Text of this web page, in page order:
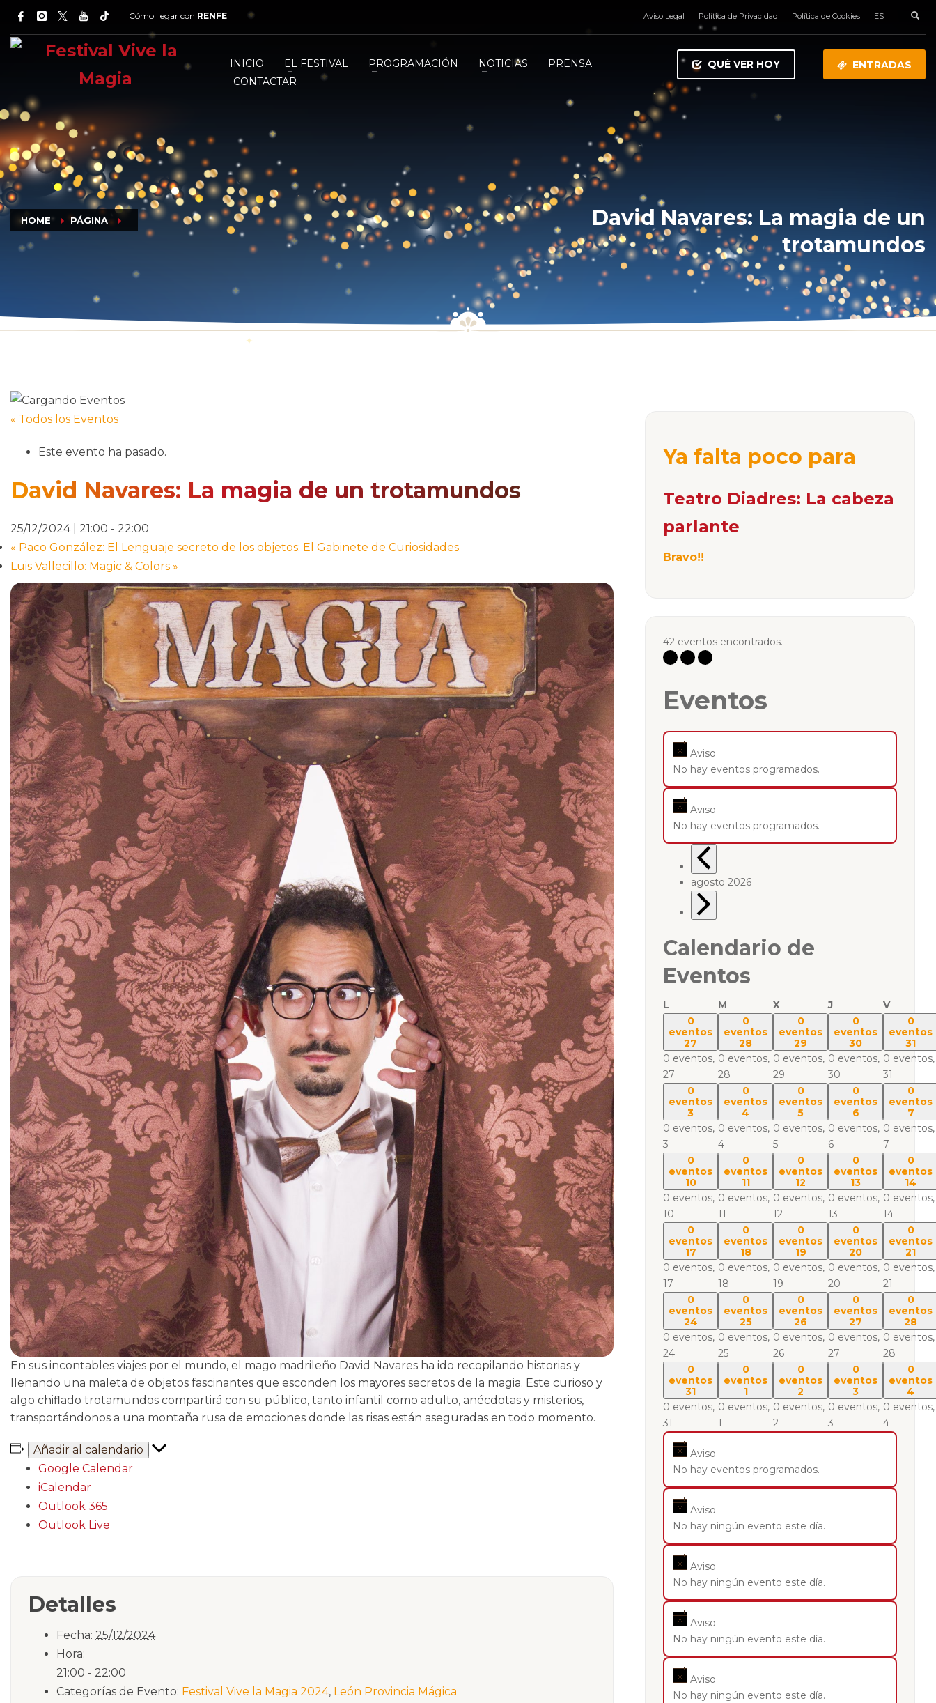
Cómo llegar con RENFE Aviso Legal Política de Privacidad Política de Cookies ES
INICIO EL FESTIVAL PROGRAMACIÓN NOTICIAS
PRENSA
CONTACTAR
QUÉ VER HOY ENTRADAS
HOME PÁGINA
David Navares: La magia de un
trotamundos
« Todos los Eventos
Este evento ha pasado.
David Navares: La magia de un trotamundos
25/12/2024 | 21:00 - 22:00
« Paco González: El Lenguaje secreto de los objetos; El Gabinete de Curiosidades
Luis Vallecillo: Magic & Colors »
En sus incontables viajes por el mundo, el mago madrileño David Navares ha ido recopilando historias y
llenando una maleta de objetos fascinantes que esconden los mayores secretos de la magia. Este curioso y
algo chiflado trotamundos compartirá con su público, tanto infantil como adulto, anécdotas y misterios,
transportándonos a una montaña rusa de emociones donde las risas están aseguradas en todo momento.
Añadir al calendario
Google Calendar
iCalendar
Outlook 365
Outlook Live
Detalles
Fecha: 25/12/2024
Hora:
21:00 - 22:00
Categorías de Evento: Festival Vive la Magia 2024, León Provincia Mágica
Ya falta poco para
Teatro Diadres: La cabeza
parlante
Bravo!!
42 eventos encontrados.
Eventos
Aviso
No hay eventos programados.
Aviso
No hay eventos programados.
agosto 2026
Calendario de
Eventos
L M X J
V
0
eventos
27
0 eventos,
27
0
eventos
28
0 eventos,
28
0
eventos
29
0 eventos,
29
0
eventos
30
0 eventos,
30
0
eventos
31
0 eventos,
31
0
eventos
3
0 eventos,
3
0
eventos
4
0 eventos,
4
0
eventos
5
0 eventos,
5
0
eventos
6
0 eventos,
6
0
eventos
7
0 eventos,
7
0
eventos
10
0 eventos,
10
0
eventos
11
0 eventos,
11
0
eventos
12
0 eventos,
12
0
eventos
13
0 eventos,
13
0
eventos
14
0 eventos,
14
0
eventos
17
0 eventos,
17
0
eventos
18
0 eventos,
18
0
eventos
19
0 eventos,
19
0
eventos
20
0 eventos,
20
0
eventos
21
0 eventos,
21
0
eventos
24
0 eventos,
24
0
eventos
25
0 eventos,
25
0
eventos
26
0 eventos,
26
0
eventos
27
0 eventos,
27
0
eventos
28
0 eventos,
28
0
eventos
31
0 eventos,
31
0
eventos
1
0 eventos,
1
0
eventos
2
0 eventos,
2
0
eventos
3
0 eventos,
3
0
eventos
4
0 eventos,
4
Aviso
No hay eventos programados.
Aviso
No hay ningún evento este día.
Aviso
No hay ningún evento este día.
Aviso
No hay ningún evento este día.
Aviso
No hay ningún evento este día.